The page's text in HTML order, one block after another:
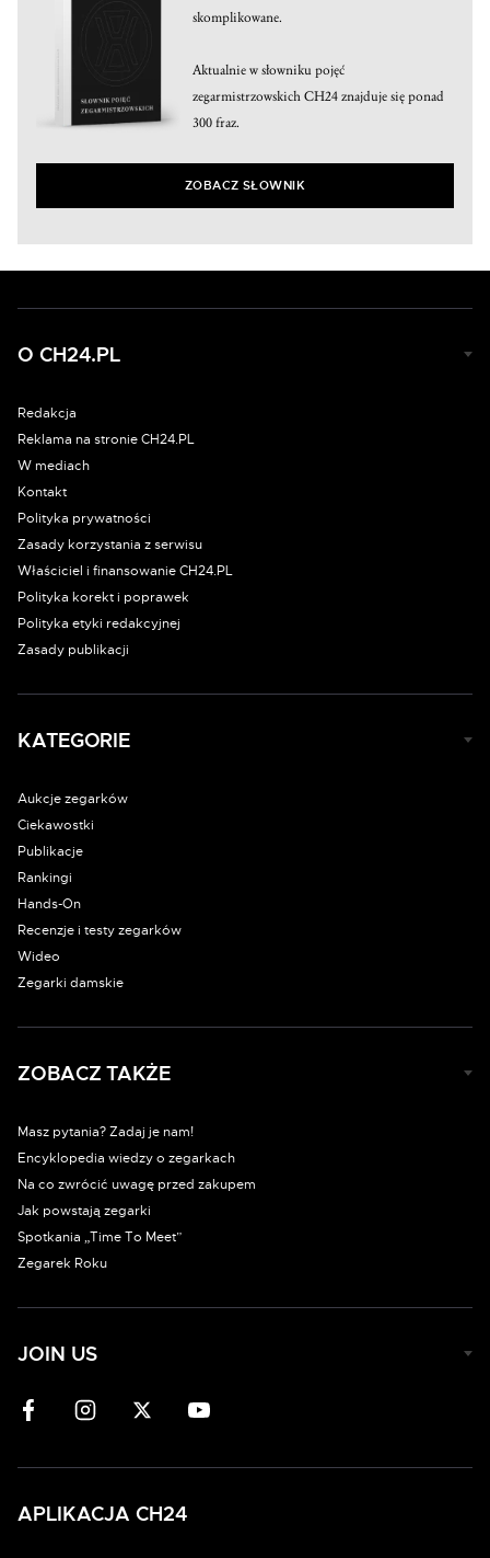
skomplikowane.
Aktualnie w słowniku pojęć
zegarmistrzowskich CH24 znajduje się ponad
300 fraz.
ZOBACZ SŁOWNIK
O CH24.PL
Redakcja
Reklama na stronie CH24.PL
W mediach
Kontakt
Polityka prywatności
Zasady korzystania z serwisu
Właściciel i finansowanie CH24.PL
Polityka korekt i poprawek
Polityka etyki redakcyjnej
Zasady publikacji
KATEGORIE
Aukcje zegarków
Ciekawostki
Publikacje
Rankingi
Hands-On
Recenzje i testy zegarków
Wideo
Zegarki damskie
ZOBACZ TAKŻE
Masz pytania? Zadaj je nam!
Encyklopedia wiedzy o zegarkach
Na co zwrócić uwagę przed zakupem
Jak powstają zegarki
Spotkania „Time To Meet”
Zegarek Roku
JOIN US
APLIKACJA CH24